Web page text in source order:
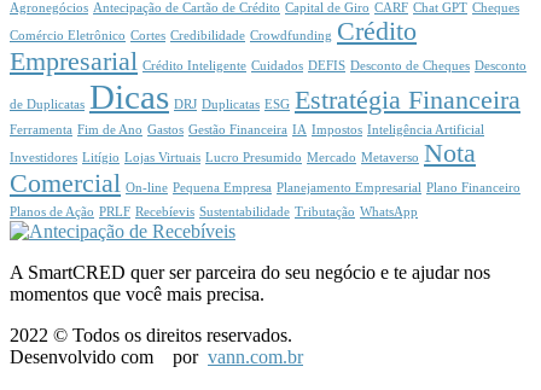
Agronegócios Antecipação de Cartão de Crédito Capital de Giro CARF Chat GPT Cheques
Comércio Eletrônico Cortes Credibilidade Crowdfunding Crédito
Empresarial Crédito Inteligente Cuidados DEFIS Desconto de Cheques Desconto
de Duplicatas Dicas DRJ Duplicatas ESG Estratégia Financeira
Ferramenta Fim de Ano Gastos Gestão Financeira IA Impostos Inteligência Artificial
Investidores Litígio Lojas Virtuais Lucro Presumido Mercado Metaverso Nota
Comercial On-line Pequena Empresa Planejamento Empresarial Plano Financeiro
Planos de Ação PRLF Recebíevis Sustentabilidade Tributação WhatsApp
A SmartCRED quer ser parceira do seu negócio e te ajudar nos
momentos que você mais precisa.
2022 © Todos os direitos reservados.
Desenvolvido com
por vann.com.br